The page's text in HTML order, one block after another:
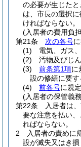
の必要が生じたと
は、市長の選択
ければならない。
(入居者の費用負
第21条
次の各号
(1)
電気、ガス
(2)
汚物及びじ
(3)
前条第1項に
設の修繕に要す
(4)
前各号に規
(入居者の保管義
第22条
入居者は
要な注意を払い
ればならない。
2
入居者の責めに
設が滅失又はき